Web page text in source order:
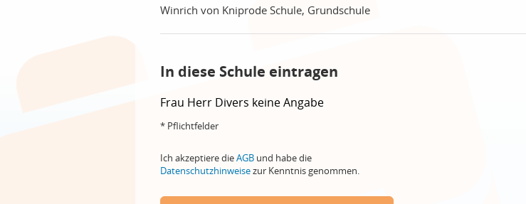
Winrich von Kniprode Schule, Grundschule
In diese Schule eintragen
Frau Herr Divers keine Angabe
* Pflichtfelder
Ich akzeptiere dieAGB und habe die
Datenschutzhinweisezur Kenntnis genommen.